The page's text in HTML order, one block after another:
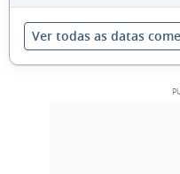
Ver todas as datas